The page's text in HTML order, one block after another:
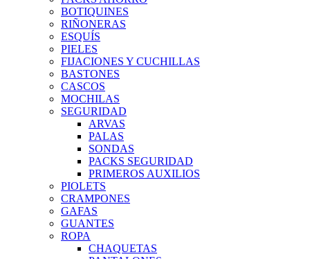
BOTIQUINES
RIÑONERAS
ESQUÍS
PIELES
FIJACIONES Y CUCHILLAS
BASTONES
CASCOS
MOCHILAS
SEGURIDAD
ARVAS
PALAS
SONDAS
PACKS SEGURIDAD
PRIMEROS AUXILIOS
PIOLETS
CRAMPONES
GAFAS
GUANTES
ROPA
CHAQUETAS